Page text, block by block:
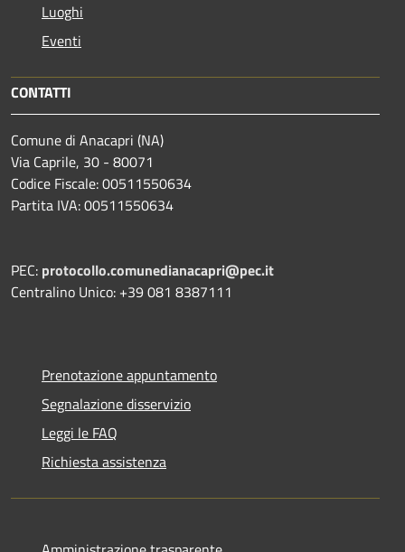
Luoghi
Eventi
CONTATTI
Comune di Anacapri (NA)
Via Caprile, 30 - 80071
Codice Fiscale: 00511550634
Partita IVA: 00511550634
PEC: protocollo.comunedianacapri@pec.it
Centralino Unico: +39 081 8387111
Prenotazione appuntamento
Segnalazione disservizio
Leggi le FAQ
Richiesta assistenza